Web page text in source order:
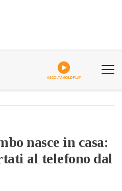
ASCOLTA GOLDPLAY
nasce in casa:
al telefono dal